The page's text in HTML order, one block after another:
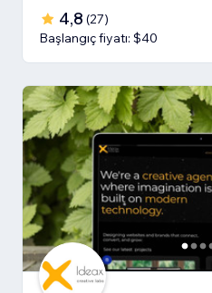
4,8 (27)
Başlangıç fiyatı: $40